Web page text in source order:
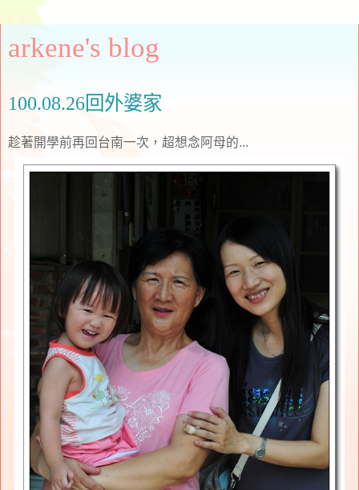
arkene's blog
100.08.26回外婆家
趁著開學前再回台南一次，超想念阿母的...